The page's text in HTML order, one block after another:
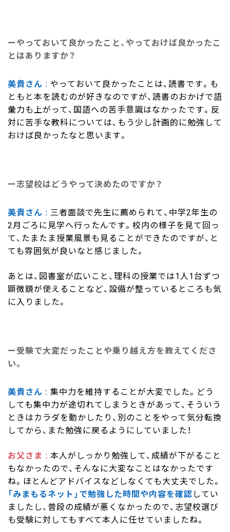
やっておいて良かったこと、やっておけば良かったこ
とはありますか？
美貴さん
やっておいて良かったことは、読書です。も
ともと本を読むのが好きなのですが、読書のおかげで語
彙力も上がって、国語への苦手意識はなかったです。反
対に苦手な教科については、もう少し計画的に勉強して
おけば良かったなと思います。
志望校はどうやって決めたのですか？
美貴さん
三者面談で先生に薦められて、中学2年生の
2月ごろに見学へ行ったんです。校内の様子を見て回っ
て、たまたま授業風景も見ることができたのですが、と
ても雰囲気が良いなと感じました。
あとは、図書室が広いこと、理科の授業では1人1台ずつ
顕微鏡が使えることなど、設備が整っているところも気
に入りました。
受験で大変だったことや乗り越え方を教えてくださ
い。
美貴さん
集中力を維持することが大変でした。どう
しても集中力が途切れてしまうときがあって、そういう
ときはカラダを動かしたり、別のことをやって気分転換
してから、また勉強に戻るようにしていました！
お父さま
本人がしっかり勉強して、成績が下がること
もなかったので、そんなに大変なことはなかったです
ね。ほとんどアドバイスなどしなくても大丈夫でした。
「みまもるネット」で勉強した時間や内容を確認してい
ましたし、普段の成績が悪くなかったので、志望校選び
も受験に対してもすべて本人に任せていましたね。